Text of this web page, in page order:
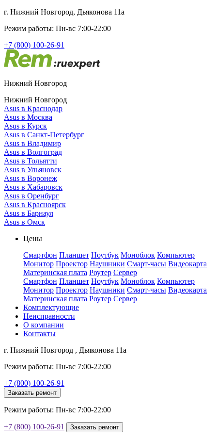
г. Нижний Новгород, Дьяконова 11а
Режим работы: Пн-вс 7:00-22:00
+7 (800) 100-26-91
Нижний Новгород
Нижний Новгород
Asus в Краснодар
Asus в Москва
Asus в Курск
Asus в Санкт-Петербург
Asus в Владимир
Asus в Волгоград
Asus в Тольятти
Asus в Ульяновск
Asus в Воронеж
Asus в Хабаровск
Asus в Оренбург
Asus в Красноярск
Asus в Барнаул
Asus в Омск
Цены
Смартфон Планшет Ноутбук Моноблок Компьютер
Монитор Проектор Наушники Смарт-часы Видеокарта
Материнская плата Роутер Сервер
Смартфон Планшет Ноутбук Моноблок Компьютер
Монитор Проектор Наушники Смарт-часы Видеокарта
Материнская плата Роутер Сервер
Комплектующие
Неисправности
О компании
Контакты
г. Нижний Новгород , Дьяконова 11а
Режим работы: Пн-вс 7:00-22:00
+7 (800) 100-26-91
Заказать ремонт
Режим работы: Пн-вс 7:00-22:00
+7 (800) 100-26-91 Заказать ремонт